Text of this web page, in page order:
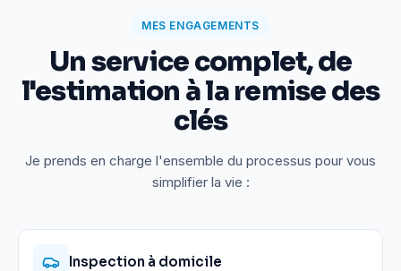
MES ENGAGEMENTS
Un service complet, de
l'estimation à la remise des
clés
Je prends en charge l'ensemble du processus pour vous
simplifier la vie :
Inspection à domicile